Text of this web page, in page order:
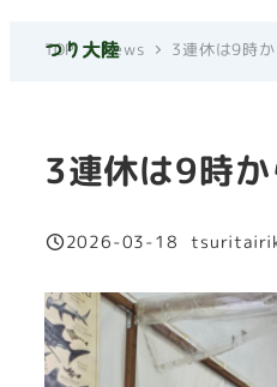
TOP News 3連休は9時
3連休は9時
投稿日
2026-03-18
著